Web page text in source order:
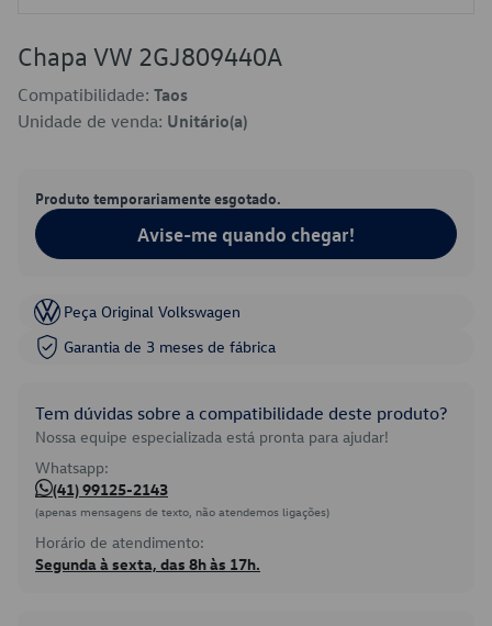
Chapa VW 2GJ809440A
Compatibilidade: Taos
Unidade de venda: Unitário(a)
Produto temporariamente esgotado.
Avise-me quando chegar!
Peça Original Volkswagen
Garantia de 3 meses de fábrica
Tem dúvidas sobre a compatibilidade deste produto?
Nossa equipe especializada está pronta para ajudar!
Whatsapp:
(41) 99125-2143
(apenas mensagens de texto, não atendemos ligações)
Horário de atendimento:
Segunda à sexta, das 8h às 17h.